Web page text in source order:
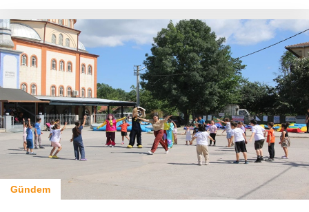
Gündem